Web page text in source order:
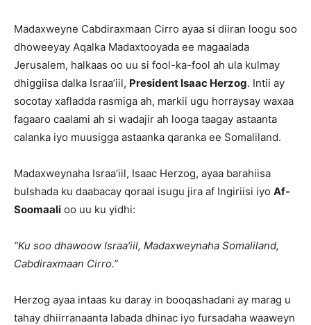
Madaxweyne Cabdiraxmaan Cirro ayaa si diiran loogu soo
dhoweeyay Aqalka Madaxtooyada ee magaalada
Jerusalem, halkaas oo uu si fool-ka-fool ah ula kulmay
dhiggiisa dalka Israa’iil, President Isaac Herzog. Intii ay
socotay xafladda rasmiga ah, markii ugu horraysay waxaa
fagaaro caalami ah si wadajir ah looga taagay astaanta
calanka iyo muusigga astaanka qaranka ee Somaliland.
Madaxweynaha Israa’iil, Isaac Herzog, ayaa barahiisa
bulshada ku daabacay qoraal isugu jira af Ingiriisi iyo Af-
Soomaali oo uu ku yidhi:
“Ku soo dhawoow Israa’iil, Madaxweynaha Somaliland,
Cabdiraxmaan Cirro.”
Herzog ayaa intaas ku daray in booqashadani ay marag u
tahay dhiirranaanta labada dhinac iyo fursadaha waaweyn